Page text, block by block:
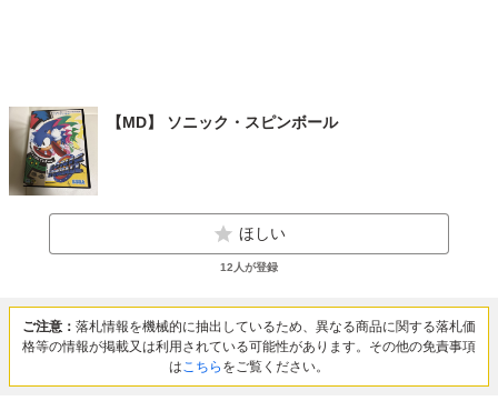
【MD】 ソニック・スピンボール
ほしい
12 人が登録
ご注意： 落札情報を機械的に抽出しているため、異なる商品に関する落札価
格等の情報が掲載又は利用されている可能性があります。その他の免責事項
はこちら をご覧ください。